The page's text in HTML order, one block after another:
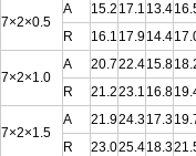
7×2×0.5
A 15.2 17.1 13.4
R
16.1 17.914.4
7×2×1.0
A 20.722.415.8
R
21.223.1 16.8
7×2×1.5
A 21.924.317.3
R
23.025.418.3